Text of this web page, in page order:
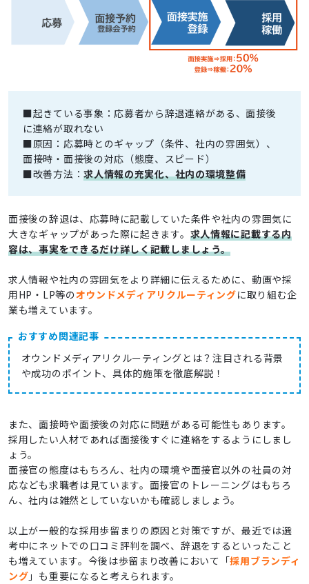
■起きている事象：応募者から辞退連絡がある、面接後
に連絡が取れない
■原因：応募時とのギャップ（条件、社内の雰囲気）、
面接時・面接後の対応（態度、スピード）
■改善方法：求人情報の充実化、社内の環境整備
面接後の辞退は、応募時に記載していた条件や社内の雰囲気に
大きなギャップがあった際に起きます。 求人情報に記載する内
容は、事実をできるだけ詳しく記載しましょう。
求人情報や社内の雰囲気をより詳細に伝えるために、動画や採
用HP・LP等のオウンドメディアリクルーティングに取り組む企
業も増えています。
おすすめ関連記事
オウンドメディアリクルーティングとは？注目される背景
や成功のポイント、具体的施策を徹底解説！
また、面接時や面接後の対応に問題がある可能性もあります。
採用したい人材であれば面接後すぐに連絡をするようにしまし
ょう。
面接官の態度はもちろん、社内の環境や面接官以外の社員の対
応なども求職者は見ています。面接官のトレーニングはもちろ
ん、社内は雑然としていないかも確認しましょう。
以上が一般的な採用歩留まりの原因と対策ですが、最近では選
考中にネットでの口コミ評判を調べ、辞退をするといったこと
も増えています。今後は歩留まり改善において「採用ブランディ
ング 」も重要になると考えられます。